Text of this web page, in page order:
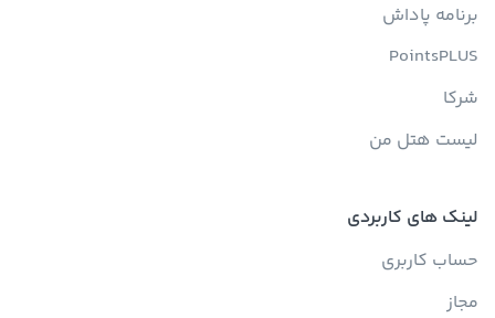
برنامه پاداش
PointsPLUS
شرکا
لیست هتل من
لینک های کاربردی
حساب کاربری
مجاز